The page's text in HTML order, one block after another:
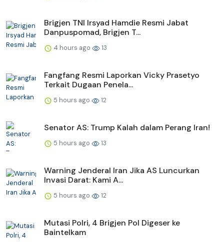
Brigjen TNI Irsyad Hamdie Resmi Jabat
Danpuspomad, Brigjen T...
4 hours ago 13
Fangfang Resmi Laporkan Vicky Prasetyo
Terkait Dugaan Penela...
5 hours ago 12
Senator AS: Trump Kalah dalam Perang Iran!
5 hours ago 13
Warning Jenderal Iran Jika AS Luncurkan
Invasi Darat: Kami A...
5 hours ago 12
Mutasi Polri, 4 Brigjen Pol Digeser ke
Baintelkam